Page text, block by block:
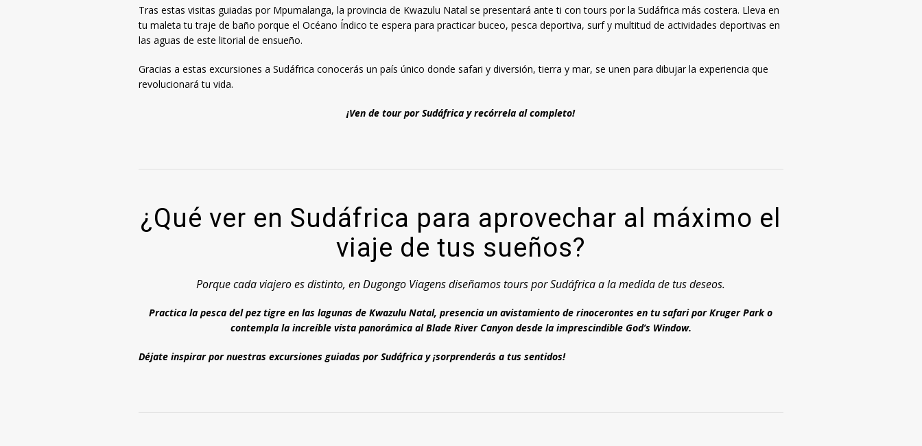
Tras estas visitas guiadas por Mpumalanga, la provincia de Kwazulu Natal se presentará ante ti con tours por la Sudáfrica más costera. Lleva en
tu maleta tu traje de baño porque el Océano Índico te espera para practicar buceo, pesca deportiva, surf y multitud de actividades deportivas en
las aguas de este litorial de ensueño.
Gracias a estas excursiones a Sudáfrica conocerás un país único donde safari y diversión, tierra y mar, se unen para dibujar la experiencia que
revolucionará tu vida.
¡Ven de tour por Sudáfrica y recórrela al completo!
¿Qué ver en Sudáfrica para aprovechar al máximo el
viaje de tus sueños?
Porque cada viajero es distinto, en Dugongo Viagens diseñamos tours por Sudáfrica a la medida de tus deseos.
Practica la pesca del pez tigre en las lagunas de Kwazulu Natal, presencia un avistamiento de rinocerontes en tu safari por Kruger Park o
contempla la increíble vista panorámica al Blade River Canyon desde la imprescindible God’s Window.
Déjate inspirar por nuestras excursiones guiadas por Sudáfrica y ¡sorprenderás a tus sentidos!